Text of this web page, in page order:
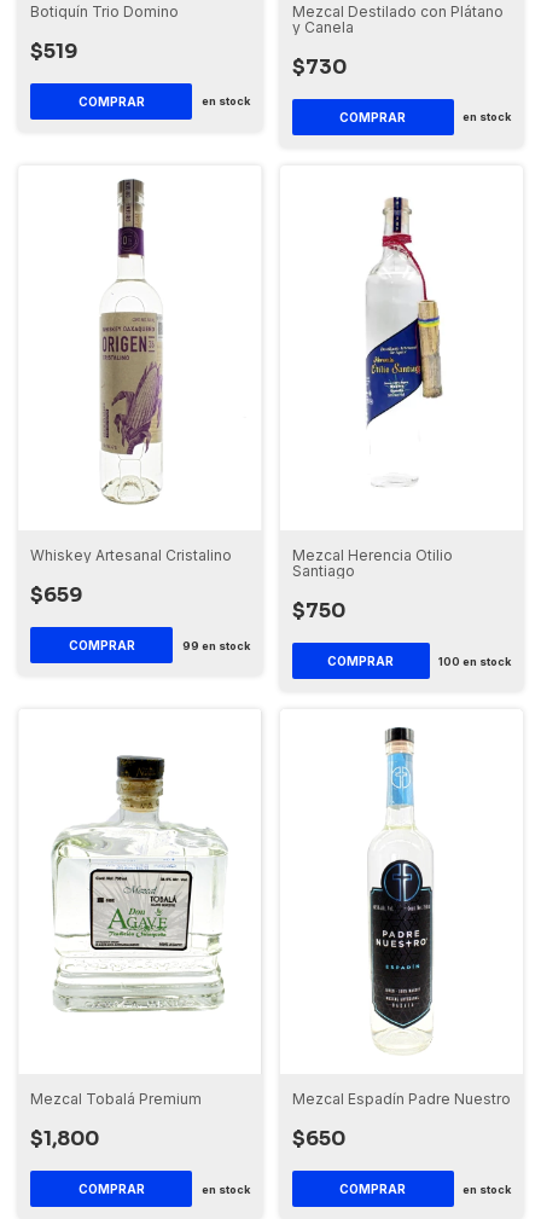
Botiquín Trio Domino
$519
COMPRAR en stock
Mezcal Destilado con Plátano
y Canela
$730
COMPRAR en stock
Whiskey Artesanal Cristalino
$659
99 en stock
Mezcal Herencia Otilio
Santiago
$750
100 en stock
Mezcal Tobalá Premium
$1,800
en stock
Mezcal Espadín Padre Nuestro
$650
en stock